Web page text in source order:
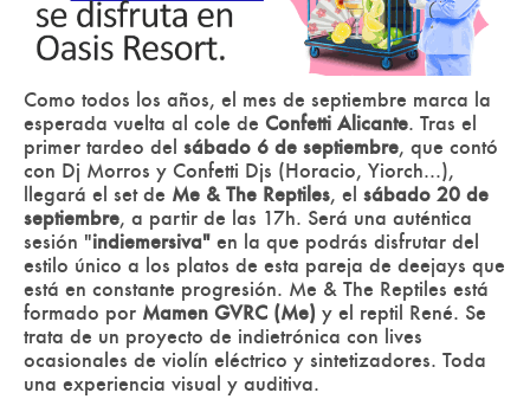
Como todos los años, el mes de septiembre marca la
esperada vuelta al cole de Confetti Alicante. Tras el
primer tardeo del sábado 6 de septiembre, que contó
con Dj Morros y Confetti Djs (Horacio, Yiorch...),
llegará el set de Me & The Reptiles, el sábado 20 de
septiembre, a partir de las 17h. Será una auténtica
sesión "indiemersiva" en la que podrás disfrutar del
estilo único a los platos de esta pareja de deejays que
está en constante progresión. Me & The Reptiles está
formado por Mamen GVRC (Me) y el reptil René. Se
trata de un proyecto de indietrónica con lives
ocasionales de violín eléctrico y sintetizadores. Toda
una experiencia visual y auditiva.